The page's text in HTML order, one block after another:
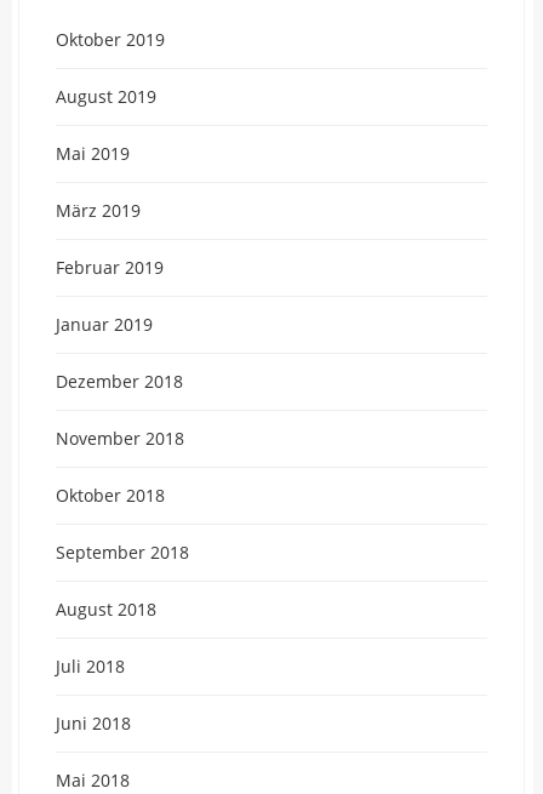
Oktober 2019
August 2019
Mai 2019
März 2019
Februar 2019
Januar 2019
Dezember 2018
November 2018
Oktober 2018
September 2018
August 2018
Juli 2018
Juni 2018
Mai 2018